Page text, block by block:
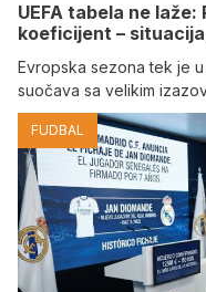
UEFA tabela ne
koeficijent –
Evropska sezona tek je
suočava sa velikim
FUDBAL